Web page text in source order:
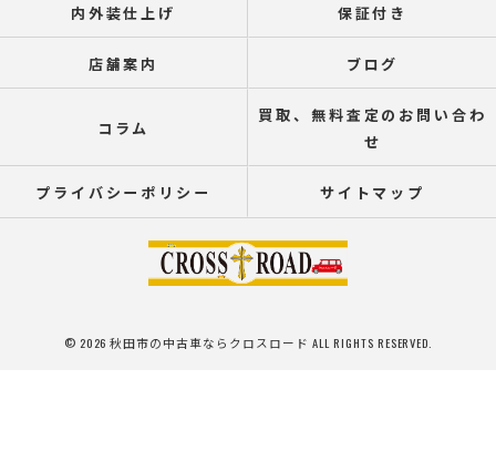
内外装仕上げ 保証付き
店舗案内 ブログ
コラム
買取、無料査定のお問い合わ
せ
プライバシーポリシー サイトマップ
© 2026 秋田市の中古車ならクロスロード ALL RIGHTS RESERVED.